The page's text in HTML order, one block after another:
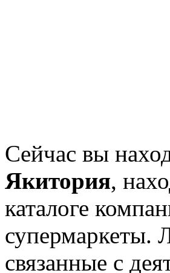
Сейчас вы
Якитория,
каталоге
супермаркеты.
связанные с